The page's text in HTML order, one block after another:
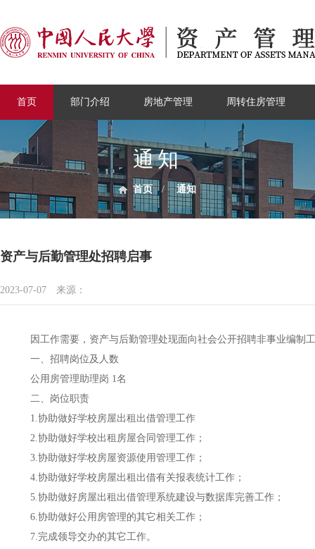
首页 部门介绍 房地产管理 周转住房管理
通知
首页 / 通知
资产与后勤管理处招聘启事
2023-07-07 来源：
因工作需要，资产与后勤管理处现面向社会公开招聘非事业编制
一、招聘岗位及人数
公用房管理助理岗 1名
二、岗位职责
1.协助做好学校房屋出租出借管理工作
2.协助做好学校出租房屋合同管理工作；
3.协助做好学校房屋资源使用管理工作；
4.协助做好学校房屋出租出借有关报表统计工作；
5.协助做好房屋出租出借管理系统建设与数据库完善工作；
6.协助做好公用房管理的其它相关工作；
7.完成领导交办的其它工作。